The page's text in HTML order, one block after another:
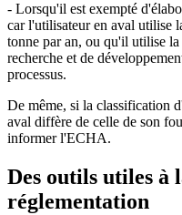
- Lorsqu'il est exempté
car l'utilisateur en aval utilise
tonne par an, ou qu'il utilise
recherche et de
processus.
De même, si la classification
aval diffère de celle de son
informer l'ECHA.
Des outils utiles à
réglementation